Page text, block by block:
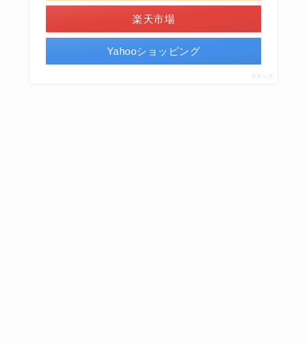
楽天市場
Yahooショッピング
ポチップ